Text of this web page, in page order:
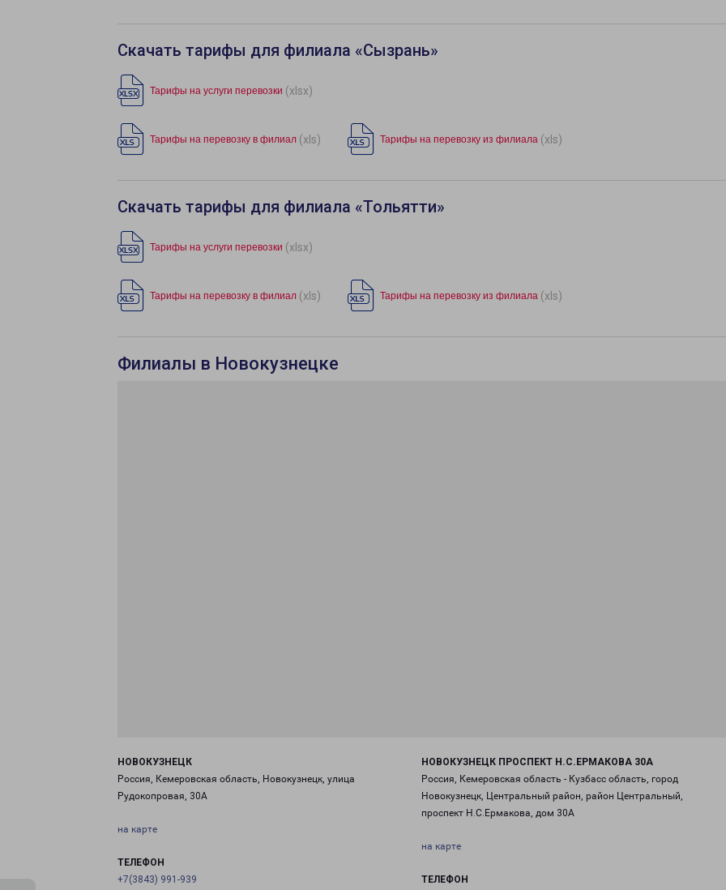
Скачать тарифы для филиала «Сызрань»
Тарифы на услуги перевозки (xlsx)
Тарифы на перевозку в филиал (xls) Тарифы на перевозку из филиала (xls)
Скачать тарифы для филиала «Тольятти»
Тарифы на услуги перевозки (xlsx)
Тарифы на перевозку в филиал (xls) Тарифы на перевозку из филиала (xls)
Филиалы в Новокузнецке
НОВОКУЗНЕЦК
Россия, Кемеровская область, Новокузнецк, улица
Рудокопровая, 30А
на карте
ТЕЛЕФОН
+7(3843) 991-939
НОВОКУЗНЕЦК ПРОСПЕКТ Н.С.ЕРМАКОВА 30А
Россия, Кемеровская область - Кузбасс область, город
Новокузнецк, Центральный район, район Центральный,
проспект Н.С.Ермакова, дом 30А
на карте
ТЕЛЕФОН